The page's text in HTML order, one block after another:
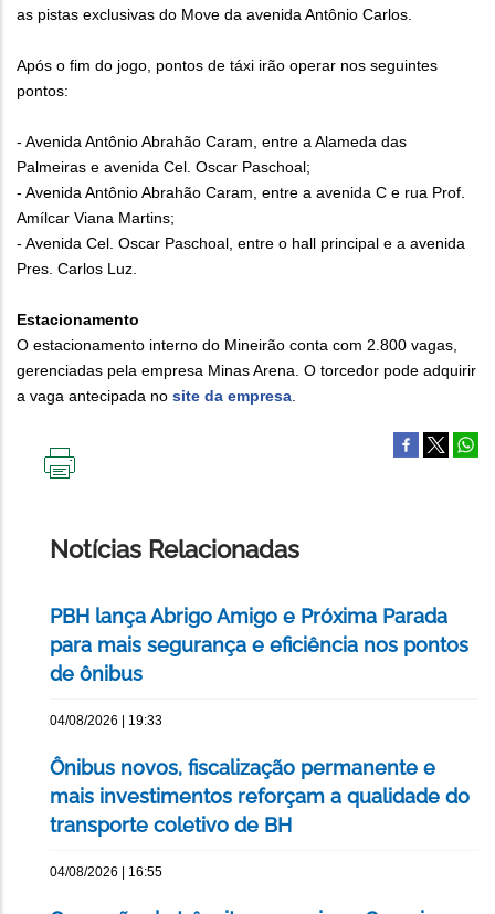
as pistas exclusivas do Move da avenida Antônio Carlos.
Após o fim do jogo, pontos de táxi irão operar nos seguintes
pontos:
- Avenida Antônio Abrahão Caram, entre a Alameda das
Palmeiras e avenida Cel. Oscar Paschoal;
- Avenida Antônio Abrahão Caram, entre a avenida C e rua Prof.
Amílcar Viana Martins;
- Avenida Cel. Oscar Paschoal, entre o hall principal e a avenida
Pres. Carlos Luz.
Estacionamento
O estacionamento interno do Mineirão conta com 2.800 vagas,
gerenciadas pela empresa Minas Arena. O torcedor pode adquirir
a vaga antecipada no site da empresa.
Notícias Relacionadas
PBH lança Abrigo Amigo e Próxima Parada
para mais segurança e eficiência nos pontos
de ônibus
04/08/2026 | 19:33
Ônibus novos, fiscalização permanente e
mais investimentos reforçam a qualidade do
transporte coletivo de BH
04/08/2026 | 16:55